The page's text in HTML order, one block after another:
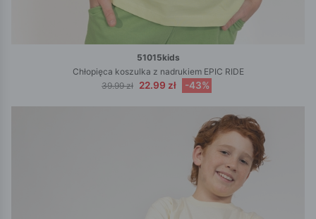
51015kids
Chłopięca koszulka z nadrukiem EPIC RIDE
39.99 zł 22.99 zł -43%